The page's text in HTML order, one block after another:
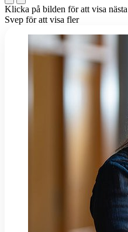
Klicka på bilden för att visa nästa
Svep för att visa fler